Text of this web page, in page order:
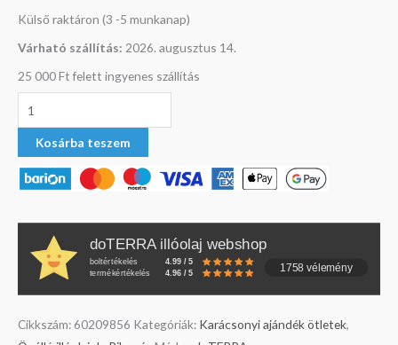
Külső raktáron (3 -5 munkanap)
Várható szállítás: 2026. augusztus 14.
25 000 Ft felett ingyenes szállítás
Kosárba teszem
doTERRA illóolaj webshop
boltértékelés 4.99 / 5
termékértékelés 4.96 / 5 1758 vélemény
Cikkszám: 60209856 Kategóriák: Karácsonyi ajándék ötletek,